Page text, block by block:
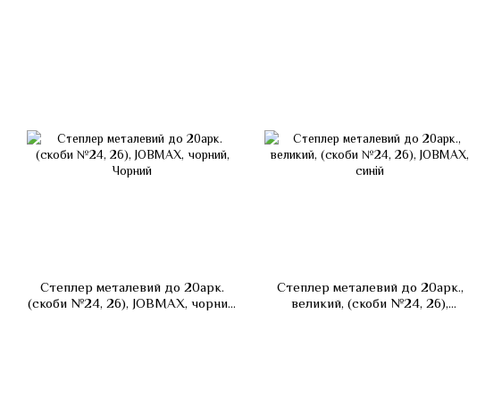
Степлер металевий до 20арк.
(скоби №24, 26), JOBMAX, чорний,
Степлер металевий до 20арк.,
великий, (скоби №24, 26),